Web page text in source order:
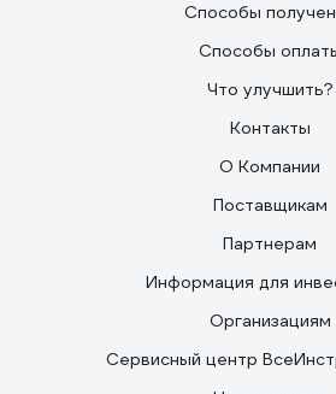
Способы
Способы
Что улучшить?
Контакты
О Компании
Поставщикам
Партнерам
Информация для
Организациям
Сервисный центр